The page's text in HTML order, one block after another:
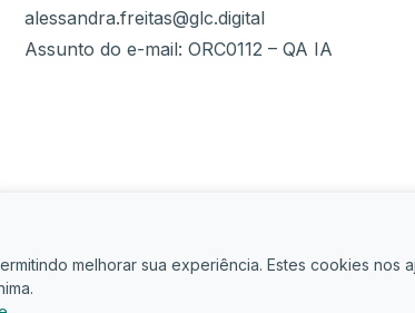
alessandra.freitas@glc.digital
Assunto do e-mail: ORC0112 – QA IA
melhorar sua experiência. Estes cookies nos